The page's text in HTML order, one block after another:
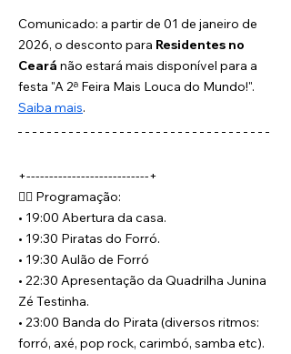
Comunicado: a partir de 01 de janeiro de
2026, o desconto para Residentes no
Ceará não estará mais disponível para a
festa "A 2ª Feira Mais Louca do Mundo!".
Saiba mais.
+---------------------------+
🏴‍☠️ Programação:
• 19:00 Abertura da casa.
• 19:30 Piratas do Forró.
• 19:30 Aulão de Forró
• 22:30 Apresentação da Quadrilha Junina
Zé Testinha.
• 23:00 Banda do Pirata (diversos ritmos:
forró, axé, pop rock, carimbó, samba etc).